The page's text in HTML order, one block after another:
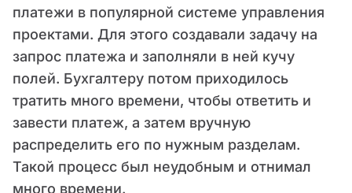
платежи в популярной системе управления
проектами. Для этого создавали задачу на
запрос платежа и заполняли в ней кучу
полей. Бухгалтеру потом приходилось
тратить много времени, чтобы ответить и
завести платеж, а затем вручную
распределить его по нужным разделам.
Такой процесс был неудобным и отнимал
много времени.